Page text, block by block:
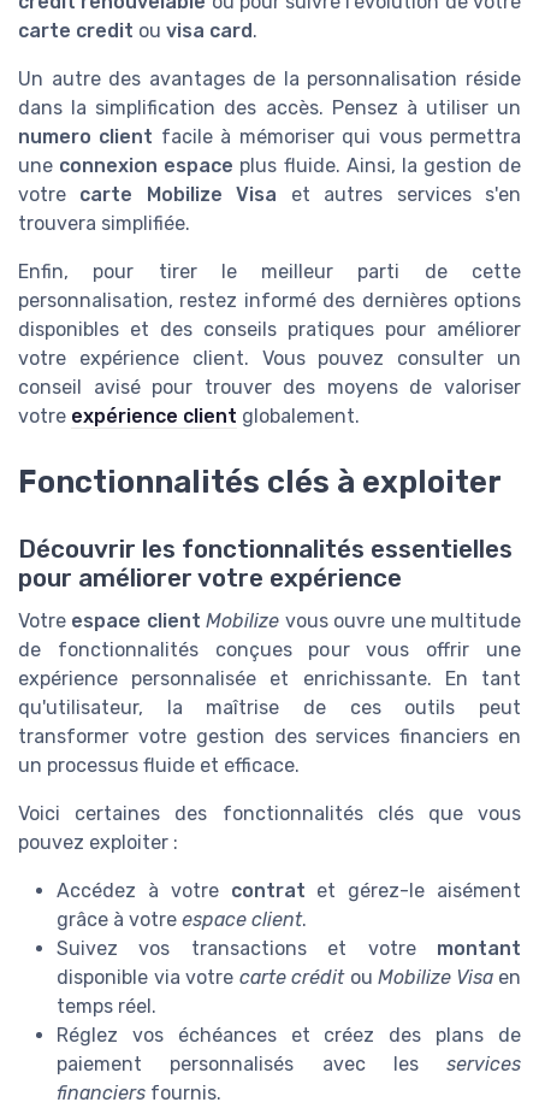
carte credit ou visa card .
Un autre des avantages de la personnalisation réside
dans la simplification des accès. Pensez à utiliser un
numero client facile à mémoriser qui vous permettra
une connexion espace plus fluide. Ainsi, la gestion de
votre carte Mobilize Visa et autres services s'en
trouvera simplifiée.
Enfin, pour tirer le meilleur parti de cette
personnalisation, restez informé des dernières options
disponibles et des conseils pratiques pour améliorer
votre expérience client. Vous pouvez consulter un
conseil avisé pour trouver des moyens de valoriser
votre expérience client globalement.
Fonctionnalités clés à exploiter
Découvrir les fonctionnalités essentielles
pour améliorer votre expérience
Votre espace client Mobilize vous ouvre une multitude
de fonctionnalités conçues pour vous offrir une
expérience personnalisée et enrichissante. En tant
qu'utilisateur, la maîtrise de ces outils peut
transformer votre gestion des services financiers en
un processus fluide et efficace.
Voici certaines des fonctionnalités clés que vous
pouvez exploiter :
Accédez à votre contrat et gérez-le aisément
grâce à votre espace client.
Suivez vos transactions et votre montant
disponible via votre carte créditou Mobilize Visaen
temps réel.
Réglez vos échéances et créez des plans de
paiement personnalisés avec les services
financiers fournis.